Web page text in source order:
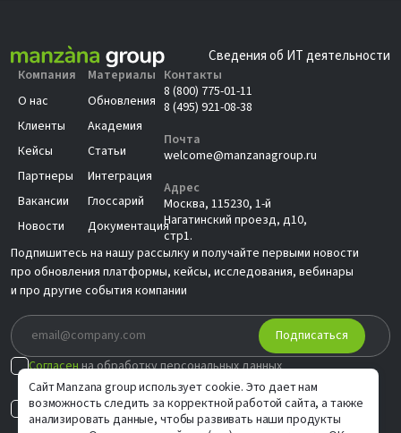
Сайт Manzana group использует cookie. Это дает нам
возможность следить за корректной работой сайта, а также
анализировать данные, чтобы развивать наши продукты
Сведения об ИТ деятельности
Компания
О нас
Клиенты
Кейсы
Партнеры
Вакансии
Новости
Материалы
Обновления
Академия
Статьи
Интеграция
Глоссарий
Документация
Контакты
8 (800) 775-01-11
8 (495) 921-08-38
Почта
welcome@manzanagroup.ru
Адрес
Москва, 115230, 1-й
Нагатинский проезд, д10,
стр1.
Подпишитесь на нашу рассылку и получайте первыми новости
про обновления платформы, кейсы, исследования, вебинары
и про другие события компании
Подписаться
Согласенна обработку персональных данных
в соответствии сПолитикой
Согласен наиндивидуальные предложения